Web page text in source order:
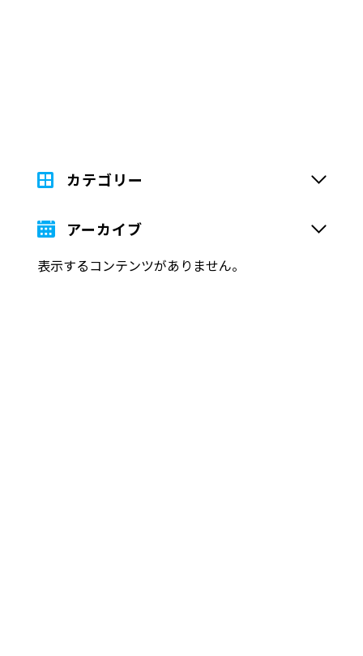
カテゴリー
アーカイブ
表示するコンテンツがありません。